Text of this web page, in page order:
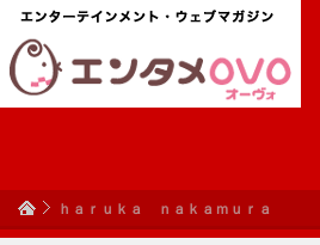
ｈａｒｕｋａ ｎａｋａｍｕｒａ